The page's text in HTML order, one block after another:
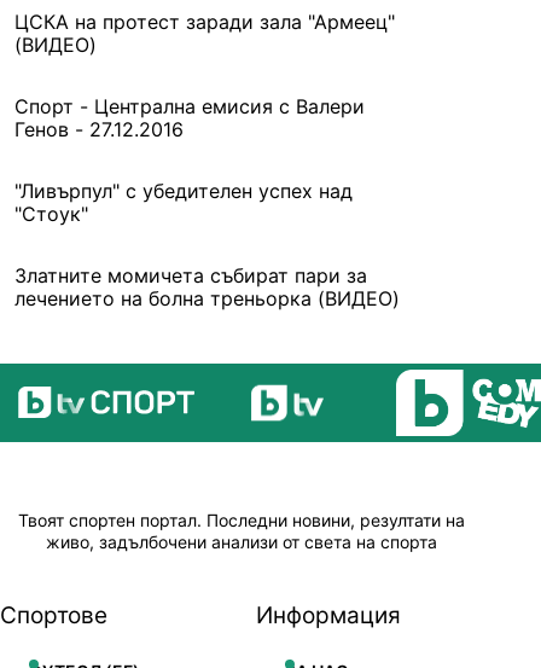
ЦСКА на протест заради зала "Армеец"
(ВИДЕО)
Спорт - Централна емисия с Валери
Генов - 27.12.2016
"Ливърпул" с убедителен успех над
"Стоук"
Златните момичета събират пари за
лечението на болна треньорка (ВИДЕО)
Твоят спортен портал. Последни новини, резултати на
живо, задълбочени анализи от света на спорта
Спортове Информация